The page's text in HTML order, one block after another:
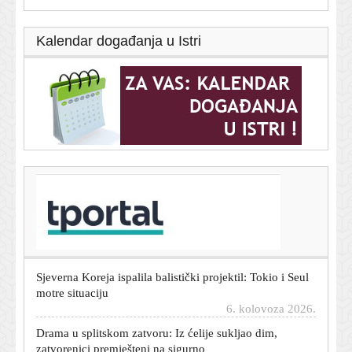
Kalendar događanja u Istri
Potpisan ugovor: Split dobiva novi Centar za starije
osobe
Sjeverna Koreja ispalila balistički projektil: Tokio i Seul
motre situaciju
Drama u splitskom zatvoru: Iz ćelije sukljao dim,
zatvorenici premješteni na sigurno